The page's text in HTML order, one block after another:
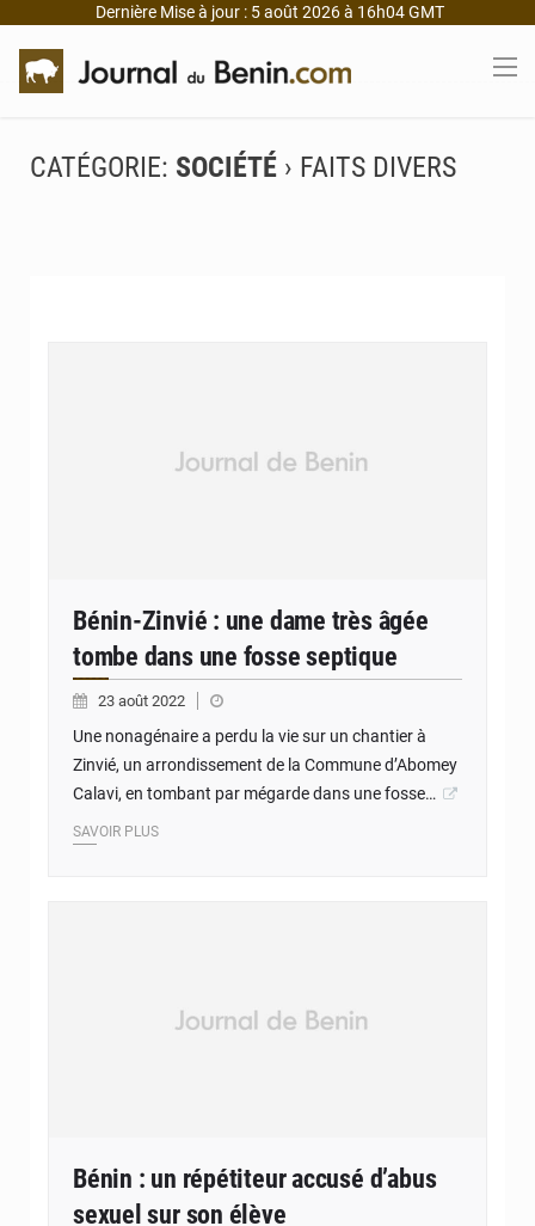
Dernière Mise à jour : 5 août 2026 à 16h04 GMT
CATÉGORIE: SOCIÉTÉ › FAITS DIVERS
Bénin-Zinvié : une dame très âgée
tombe dans une fosse septique
23 août 2022
Une nonagénaire a perdu la vie sur un chantier à
Zinvié, un arrondissement de la Commune d’Abomey
Calavi, en tombant par mégarde dans une fosse…
SAVOIR PLUS
Bénin : un répétiteur accusé d’abus
sexuel sur son élève